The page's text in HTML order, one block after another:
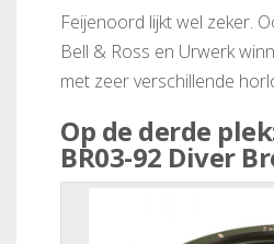
Feijenoord lijkt wel zeker.
Bell & Ross en Urwerk
met zeer verschillende
Op de derde
BR03-92 Diver